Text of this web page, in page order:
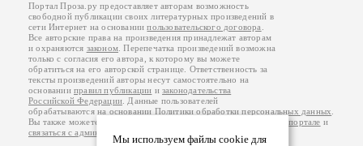
Мы используем файлы cookie для
Портал Проза.ру предоставляет авторам возможность
свободной публикации своих литературных произведений в
сети Интернет на основаниипользовательского договора
Все авторские права на произведения принадлежат авторам
и охраняются законом . Перепечатка произведений возможна
только с согласия его автора, к которому вы можете
обратиться на его авторской странице. Ответственность за
тексты произведений авторы несут самостоятельно на
основанииправил публикации изаконодательства
Российской Федерации . Данные пользователей
обрабатываются на основании Политики обработки персональных данных
Вы также можете посмотреть более подробную
информацию о портале и
связаться с администрацией